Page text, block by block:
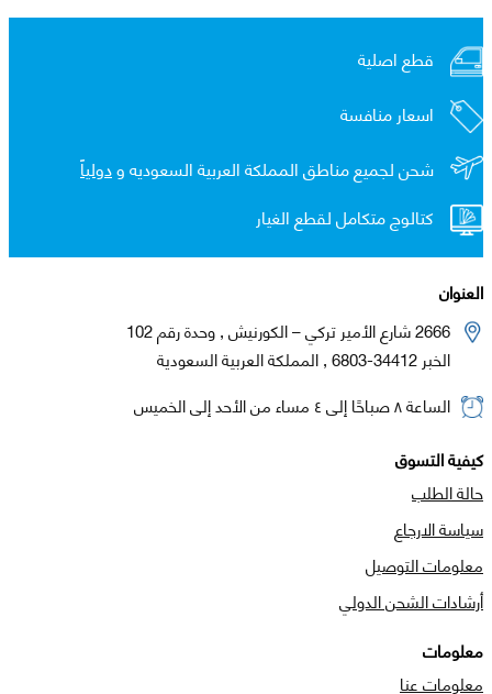
قطع اصلية
اسعار منافسة
شحن لجميع مناطق المملكة العربية السعوديه ودولياً
كتالوج متكامل لقطع الغيار
العنوان
2666 شارع الأمير تركي – الكورنيش , وحدة رقم 102
الخبر 34412-6803 , المملكة العربية السعودية
الساعة ٨ صباحًا إلى ٤ مساء من الأحد إلى الخميس
كيفية التسوق
حالة الطلب
سياسة الارجاع
معلومات التوصيل
أرشادات الشحن الدولي
معلومات
معلومات عنا